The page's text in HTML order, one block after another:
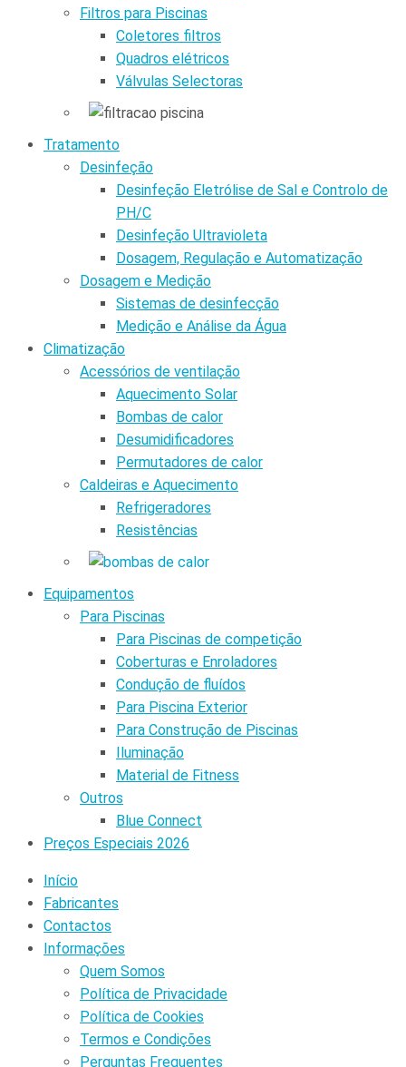
Filtros para Piscinas
Coletores filtros
Quadros elétricos
Válvulas Selectoras
Tratamento
Desinfeção
Desinfeção Eletrólise de Sal e Controlo de
PH/C
Desinfeção Ultravioleta
Dosagem, Regulação e Automatização
Dosagem e Medição
Sistemas de desinfecção
Medição e Análise da Água
Climatização
Acessórios de ventilação
Aquecimento Solar
Bombas de calor
Desumidificadores
Permutadores de calor
Caldeiras e Aquecimento
Refrigeradores
Resistências
Equipamentos
Para Piscinas
Para Piscinas de competição
Coberturas e Enroladores
Condução de fluídos
Para Piscina Exterior
Para Construção de Piscinas
Iluminação
Material de Fitness
Outros
Blue Connect
Preços Especiais 2026
Início
Fabricantes
Contactos
Informações
Quem Somos
Política de Privacidade
Política de Cookies
Termos e Condições
Perguntas Frequentes